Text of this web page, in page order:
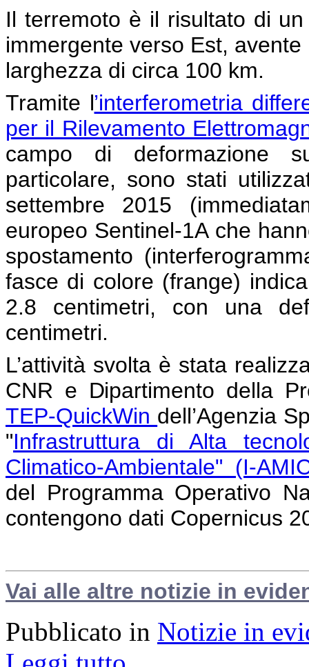
Il terremoto è il risultato di
immergente verso Est,
larghezza di circa 100 km.
Tramite l’interferometria
per il Rilevamento
campo di deformazione
particolare, sono stati
settembre 2015
europeo Sentinel-1A che
spostamento
fasce di colore (frange)
2.8 centimetri, con una
centimetri.
L’attività svolta è stata
CNR e Dipartimento della
TEP-QuickWin dell’Agenzia
"Infrastruttura di Alta
Climatico-Ambientale" (I-
del Programma Operativo
contengono dati Copernicus
Vai alle altre notizie in
Pubblicato in Notizie in